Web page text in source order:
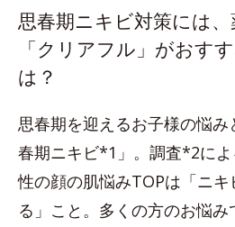
思春期ニキビ対策には
「クリアフル」がおす
は？
思春期を迎えるお子様の悩
春期ニキビ*1」。調査*2に
性の顔の肌悩みTOPは「ニキ
る」こと。多くの方のお悩